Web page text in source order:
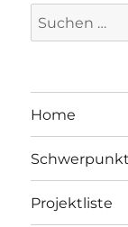
Suchen
nach:
Home
Projektliste